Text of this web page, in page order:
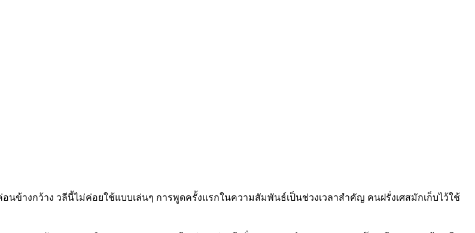
ข้างกว้าง วลีนี้ไม่ค่อยใช้แบบเล่นๆ การพูดครั้งแรกในความสัมพันธ์เป็นช่วงเวลาสำคัญ คนฝรั่งเศสมักเก็บไว้ใช้